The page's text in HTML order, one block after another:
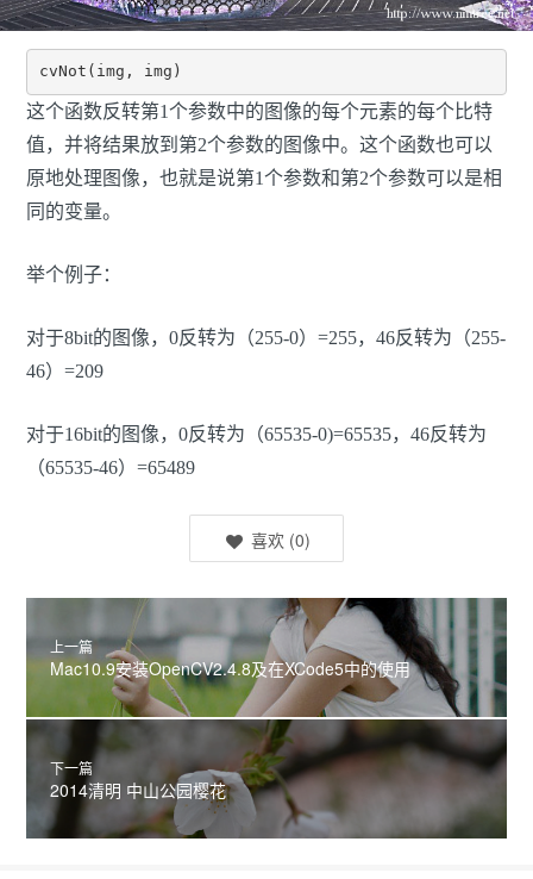
cvNot(img, img)
这个函数反转第1个参数中的图像的每个元素的每个比特
值，并将结果放到第2个参数的图像中。这个函数也可以
原地处理图像，也就是说第1个参数和第2个参数可以是相
同的变量。
举个例子：
对于8bit的图像，0反转为（255-0）=255，46反转为（255-
46）=209
对于16bit的图像，0反转为（65535-0)=65535，46反转为
（65535-46）=65489
喜欢 (0)
上一篇
Mac10.9安装OpenCV2.4.8及在XCode5中的使用
下一篇
2014清明 中山公园樱花